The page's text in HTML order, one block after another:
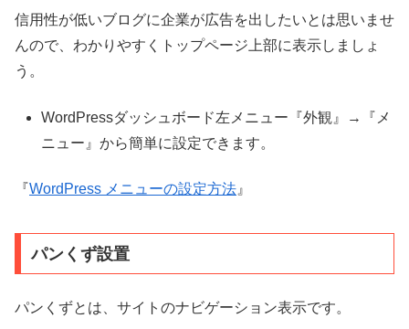
信用性が低いブログに企業が広告を出したいとは思いませ
んので、わかりやすくトップページ上部に表示しましょ
う。
WordPressダッシュボード左メニュー『外観』→『メ
ニュー』から簡単に設定できます。
『WordPress メニューの設定方法 』
パンくず設置
パンくずとは、サイトのナビゲーション表示です。